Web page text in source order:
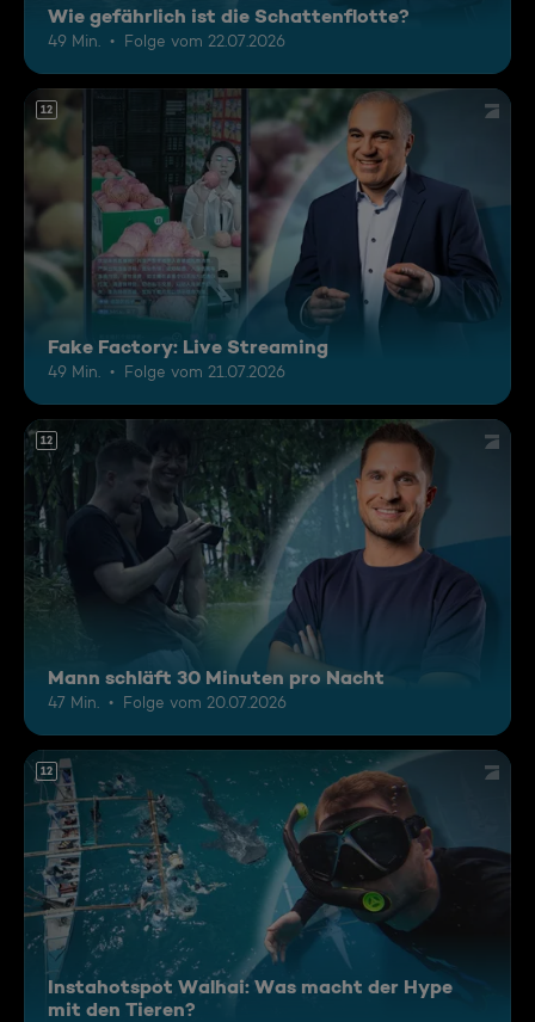
Wie gefährlich ist die Schattenflotte?
49 Min. Folge vom 22.07.2026
12
Fake Factory: Live Streaming
49 Min. Folge vom 21.07.2026
12
Mann schläft 30 Minuten pro Nacht
47 Min. Folge vom 20.07.2026
12
Instahotspot Walhai: Was macht der Hype
mit den Tieren?